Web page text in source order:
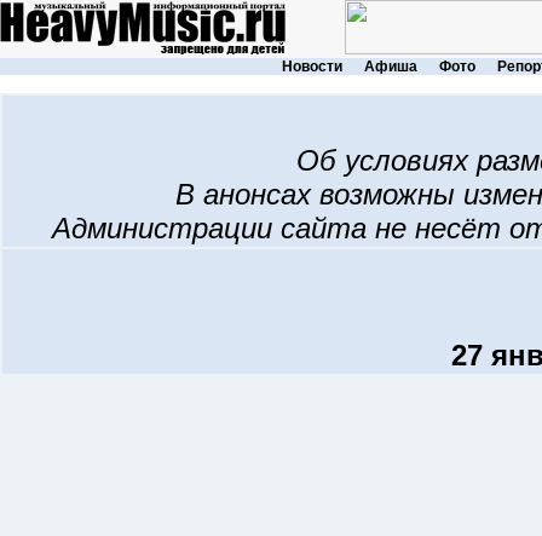
Новости Афиша Фото
Об условиях
В анонсах возможны
Администрации сайта не несёт
27